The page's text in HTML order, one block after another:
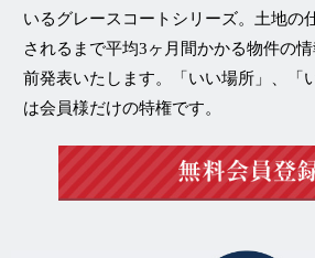
いるグレースコートシリーズ。土地の
されるまで平均3ヶ月間かかる物件の情
前発表いたします。「いい場所」、「
は会員様だけの特権です。